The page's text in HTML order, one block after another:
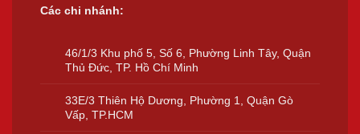
Các chi nhánh:
46/1/3 Khu phố 5, Số 6, Phường Linh Tây, Quận
Thủ Đức, TP. Hồ Chí Minh
33E/3 Thiên Hộ Dương, Phường 1, Quận Gò
Vấp, TP.HCM